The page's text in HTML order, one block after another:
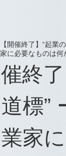
お問い合わせ
に関する法律に基
人情報保護方針
【開催終了】“起業
家に必要なものは何
催終
標”
家